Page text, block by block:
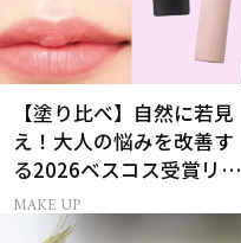
【塗り比べ】自然に若見
え！大人の悩みを改善す
る2026ベスコス受賞リッ
プTOP3
MAKE UP